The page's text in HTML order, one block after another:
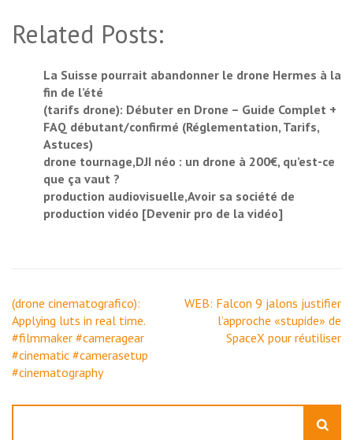
Related Posts:
La Suisse pourrait abandonner le drone Hermes à la
fin de l’été
(tarifs drone): Débuter en Drone – Guide Complet +
FAQ débutant/confirmé (Réglementation, Tarifs,
Astuces)
drone tournage,DJI néo : un drone à 200€, qu’est-ce
que ça vaut ?
production audiovisuelle,Avoir sa société de
production vidéo [Devenir pro de la vidéo]
Navigation
de
l’article
(drone cinematografico):
Applying luts in real time.
#filmmaker #cameragear
#cinematic #camerasetup
#cinematography
WEB: Falcon 9 jalons justifier
l’approche «stupide» de
SpaceX pour réutiliser